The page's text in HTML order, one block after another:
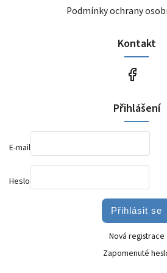
Podmínky ochrany
Kontakt
Přihlášení
E-mail
Heslo
Přihlásit se
Nová registrace
Zapomenuté